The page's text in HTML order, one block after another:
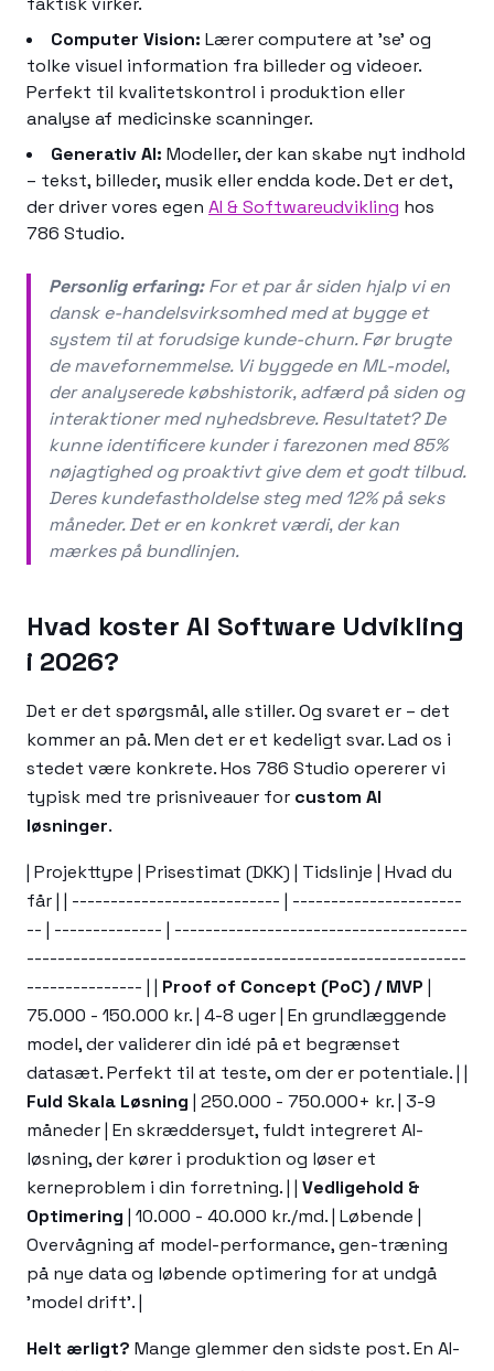
Computer Vision: Lærer computere at 'se' og
tolke visuel information fra billeder og videoer.
Perfekt til kvalitetskontrol i produktion eller
analyse af medicinske scanninger.
Generativ AI: Modeller, der kan skabe nyt indhold
– tekst, billeder, musik eller endda kode. Det er det,
der driver vores egen AI & Softwareudvikling hos
786 Studio.
Personlig erfaring:For et par år siden hjalp vi en
dansk e-handelsvirksomhed med at bygge et
system til at forudsige kunde-churn. Før brugte
de mavefornemmelse. Vi byggede en ML-model,
der analyserede købshistorik, adfærd på siden og
interaktioner med nyhedsbreve. Resultatet? De
kunne identificere kunder i farezonen med 85%
nøjagtighed og proaktivt give dem et godt tilbud.
Deres kundefastholdelse steg med 12% på seks
måneder. Det er en konkret værdi, der kan
mærkes på bundlinjen.
Hvad koster AI Software Udvikling
i 2026?
Det er det spørgsmål, alle stiller. Og svaret er – det
kommer an på. Men det er et kedeligt svar. Lad os i
stedet være konkrete. Hos 786 Studio opererer vi
typisk med tre prisniveauer for custom AI
løsninger.
| Projekttype | Prisestimat (DKK) | Tidslinje | Hvad du
får | | --------------------------- | ----------------------
-- | -------------- | --------------------------------------
---------------------------------------------------------
--------------- | | Proof of Concept (PoC) / MVP |
75.000 - 150.000 kr. | 4-8 uger | En grundlæggende
model, der validerer din idé på et begrænset
datasæt. Perfekt til at teste, om der er potentiale. | |
Fuld Skala Løsning | 250.000 - 750.000+ kr. | 3-9
måneder | En skræddersyet, fuldt integreret AI-
løsning, der kører i produktion og løser et
kerneproblem i din forretning. | | Vedligehold &
Optimering | 10.000 - 40.000 kr./md. | Løbende |
Overvågning af model-performance, gen-træning
på nye data og løbende optimering for at undgå
'model drift'. |
Helt ærligt? Mange glemmer den sidste post. En AI-